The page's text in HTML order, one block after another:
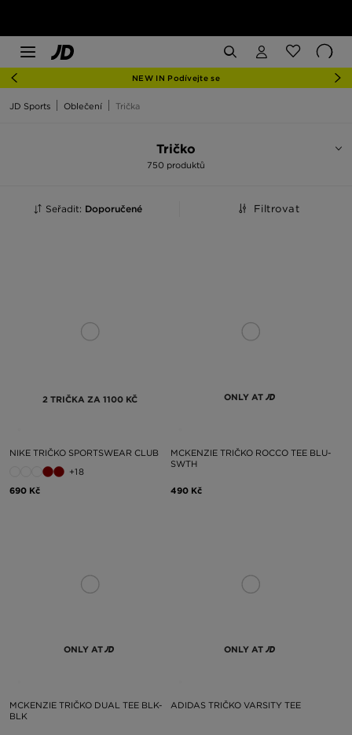
NEW IN Podívejte se
JD Sports Oblečení Trička
Tričko
750 produktů
Seřadit: Doporučené Filtrovat
2 TRIČKA ZA 1100 KČ
NIKE TRIČKO SPORTSWEAR CLUB
+18
690 Kč
ONLY AT
MCKENZIE TRIČKO ROCCO TEE BLU-
SWTH
490 Kč
ONLY AT
MCKENZIE TRIČKO DUAL TEE BLK-
BLK
ONLY AT
ADIDAS TRIČKO VARSITY TEE